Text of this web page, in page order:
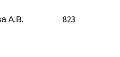
А.В. 823